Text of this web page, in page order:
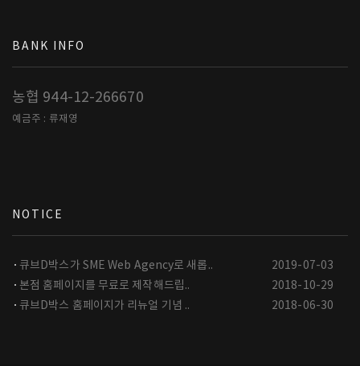
BANK INFO
농협 944-12-266670
예금주 : 류재영
NOTICE
큐브D박스가 SME Web Agency로 새롭..
2019-07-03
본점 홈페이지를 무료로 제작해드립..
2018-10-29
큐브D박스 홈페이지가 리뉴얼 기념 ..
2018-06-30